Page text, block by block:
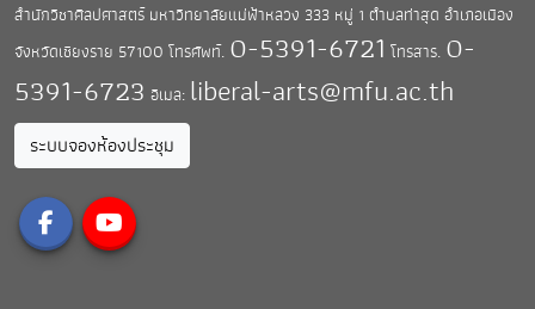
สำนักวิชาศิลปศาสตร์ มหาวิทยาลัยแม่ฟ้าหลวง 333 หมู่ 1 ตำบลท่าสุด อำเภอเมือง
จังหวัดเชียงราย 57100 โทรศัพท์. 0-5391-6721 โทรสาร. 0-
5391-6723 อีเมล: liberal-arts@mfu.ac.th
ระบบจองห้องประชุม